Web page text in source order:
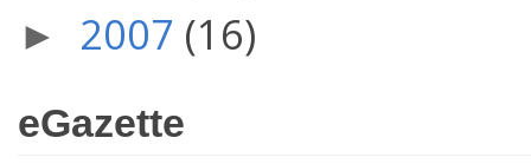
► 2007 (16)
eGazette